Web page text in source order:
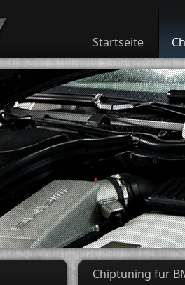
Startseite
Chiptuning für